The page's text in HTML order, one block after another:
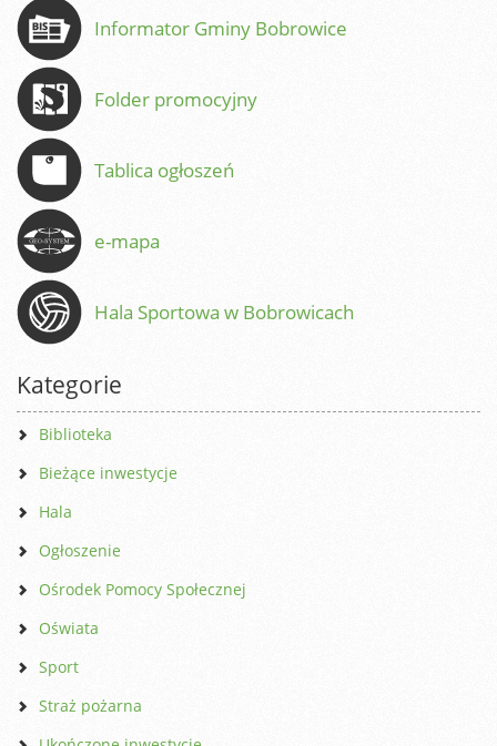
Informator Gminy Bobrowice
Folder promocyjny
Tablica ogłoszeń
e-mapa
Hala Sportowa w Bobrowicach
Kategorie
Biblioteka
Bieżące inwestycje
Hala
Ogłoszenie
Ośrodek Pomocy Społecznej
Oświata
Sport
Straż pożarna